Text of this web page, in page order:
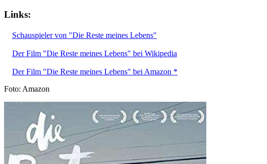
Links:
Schauspieler von "Die Reste meines Lebens"
Der Film "Die Reste meines Lebens" bei Wikipedia
Der Film "Die Reste meines Lebens" bei Amazon *
Foto: Amazon